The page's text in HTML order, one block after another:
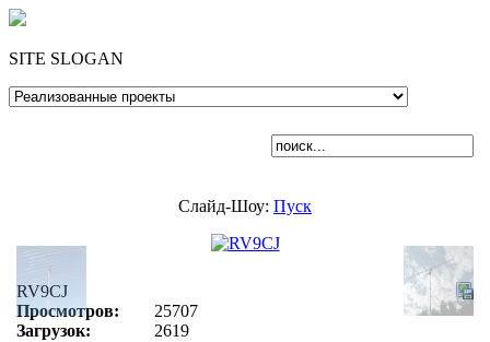
SITE SLOGAN
Слайд-Шоу: Пуск
RV9CJ
Просмотров:
25707
Загрузок:
2619